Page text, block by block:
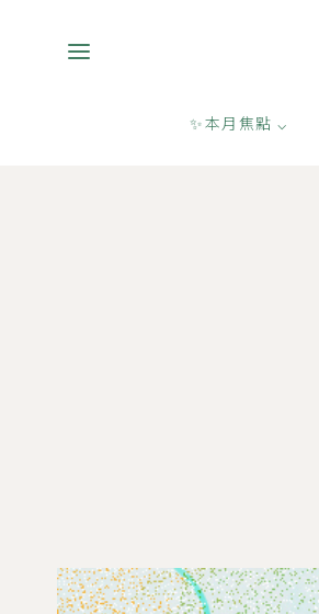
✨本月焦點 ⌵